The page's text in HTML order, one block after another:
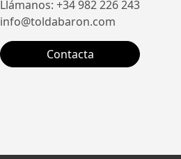
Llámanos: +34 982 226 243
info@toldabaron.com
Contacta